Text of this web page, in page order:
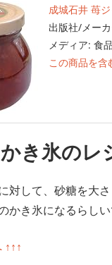
成城石井 苺
出版社/メー
メディア: 食
この商品を含
き氷のレ
対して、砂糖を大
かき氷になるらしい
↑↑↑